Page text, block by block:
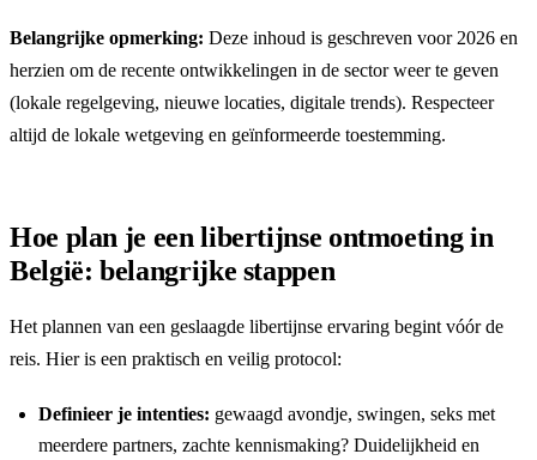
Belangrijke opmerking: Deze inhoud is geschreven voor 2026 en
herzien om de recente ontwikkelingen in de sector weer te geven
(lokale regelgeving, nieuwe locaties, digitale trends). Respecteer
altijd de lokale wetgeving en geïnformeerde toestemming.
Hoe plan je een libertijnse ontmoeting in
België: belangrijke stappen
Het plannen van een geslaagde libertijnse ervaring begint vóór de
reis. Hier is een praktisch en veilig protocol:
Definieer je intenties: gewaagd avondje, swingen, seks met
meerdere partners, zachte kennismaking? Duidelijkheid en